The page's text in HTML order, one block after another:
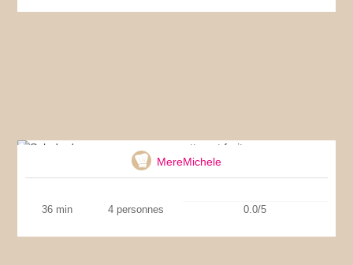
MereMichele
36 min 4 personnes 0.0/5